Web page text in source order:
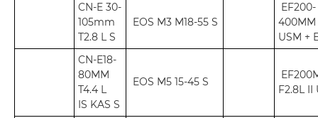
CN-E 30-
105mm
T2.8 L S
EOS M3 M18-55 S
EF200-
400MM
USM +
CN-E18-
80MM
T4.4 L
IS KAS S
EOS M5 15-45 S
F2.8L II